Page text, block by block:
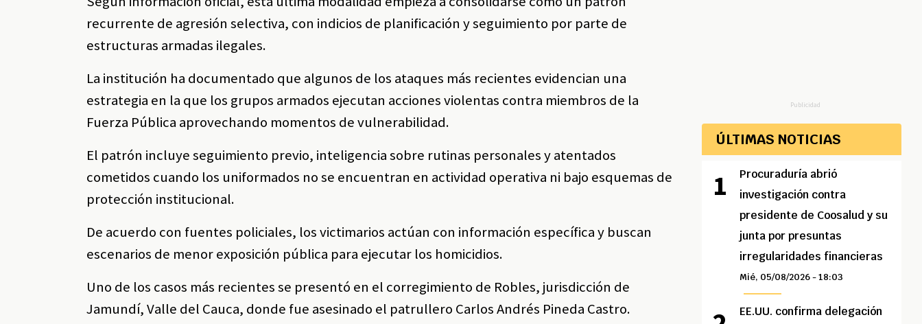
recurrente de agresión selectiva, con indicios de planificación y seguimiento por parte de
estructuras armadas ilegales.
La institución ha documentado que algunos de los ataques más recientes evidencian una
estrategia en la que los grupos armados ejecutan acciones violentas contra miembros de la
Fuerza Pública aprovechando momentos de vulnerabilidad.
El patrón incluye seguimiento previo, inteligencia sobre rutinas personales y atentados
cometidos cuando los uniformados no se encuentran en actividad operativa ni bajo esquemas de
protección institucional.
De acuerdo con fuentes policiales, los victimarios actúan con información específica y buscan
escenarios de menor exposición pública para ejecutar los homicidios.
Uno de los casos más recientes se presentó en el corregimiento de Robles, jurisdicción de
Jamundí, Valle del Cauca, donde fue asesinado el patrullero Carlos Andrés Pineda Castro.
Publicidad
ÚLTIMAS NOTICIAS
Procuraduría abrió
investigación contra
presidente de Coosalud y su
junta por presuntas
irregularidades financieras
Mié, 05/08/2026 - 18:03
EE.UU. confirma delegación